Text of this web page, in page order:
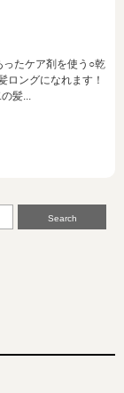
たケア剤を使う○乾
ロングになれます！
髪...
Search